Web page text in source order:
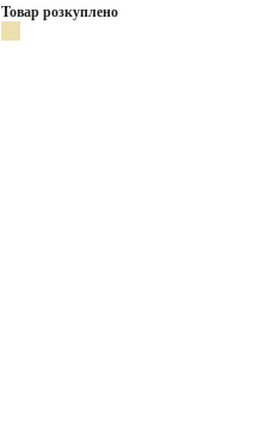
Товар розкуплено